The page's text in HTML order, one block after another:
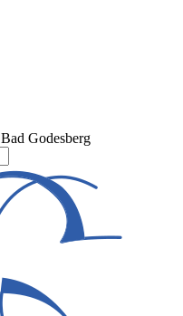
Bad Godesberg